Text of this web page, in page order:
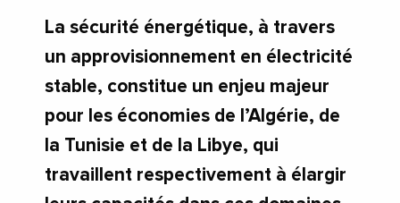
La sécurité énergétique, à travers
un approvisionnement en électricité
stable, constitue un enjeu majeur
pour les économies de l’Algérie, de
la Tunisie et de la Libye, qui
travaillent respectivement à élargir